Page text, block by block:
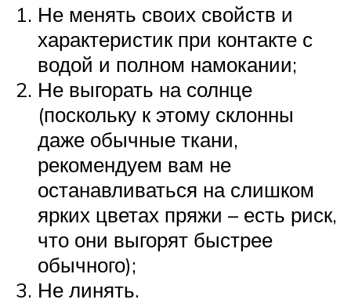
Не менять своих свойств и
характеристик при контакте с
водой и полном намокании;
Не выгорать на солнце
(поскольку к этому склонны
даже обычные ткани,
рекомендуем вам не
останавливаться на слишком
ярких цветах пряжи – есть риск,
что они выгорят быстрее
обычного);
Не линять.